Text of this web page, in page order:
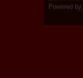
Powered by